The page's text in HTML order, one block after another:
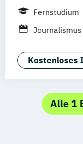
Freiburg
Bielefeld
Oberhausen
Neu-Ulm
Augsburg
Klagenfurt
Würzburg
Fernstudium
Kultur- und
Marketing
Public
Kostenloses
Alle 1